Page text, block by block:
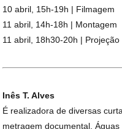
10 abril, 15h-19h | Filmagem
11 abril, 14h-18h | Montagem
11 abril, 18h30-20h |
Inês T. Alves
É realizadora de diversas
metragem documental,